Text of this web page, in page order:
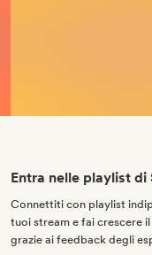
Entra nelle playlist di
Connettiti con playlist
tuoi stream e fai crescere
grazie ai feedback degli